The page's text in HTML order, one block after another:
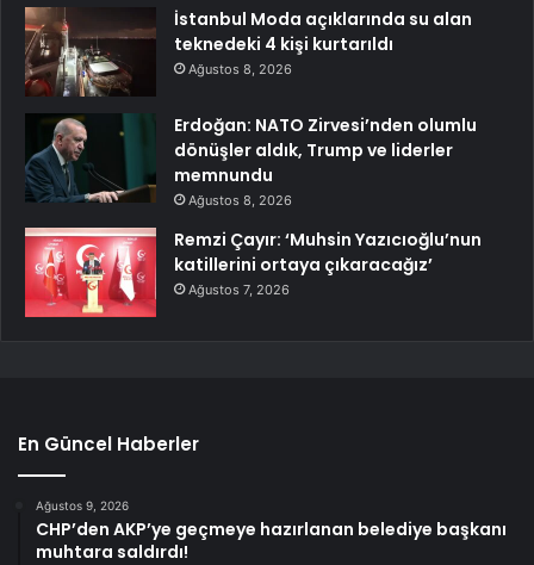
İstanbul Moda açıklarında su alan
teknedeki 4 kişi kurtarıldı
Ağustos 8, 2026
Erdoğan: NATO Zirvesi’nden olumlu
dönüşler aldık, Trump ve liderler
memnundu
Ağustos 8, 2026
Remzi Çayır: ‘Muhsin Yazıcıoğlu’nun
katillerini ortaya çıkaracağız’
Ağustos 7, 2026
En Güncel Haberler
Ağustos 9, 2026
CHP’den AKP’ye geçmeye hazırlanan belediye başkanı
muhtara saldırdı!